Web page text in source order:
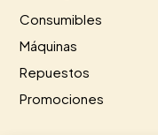
Consumibles
Máquinas
Repuestos
Promociones